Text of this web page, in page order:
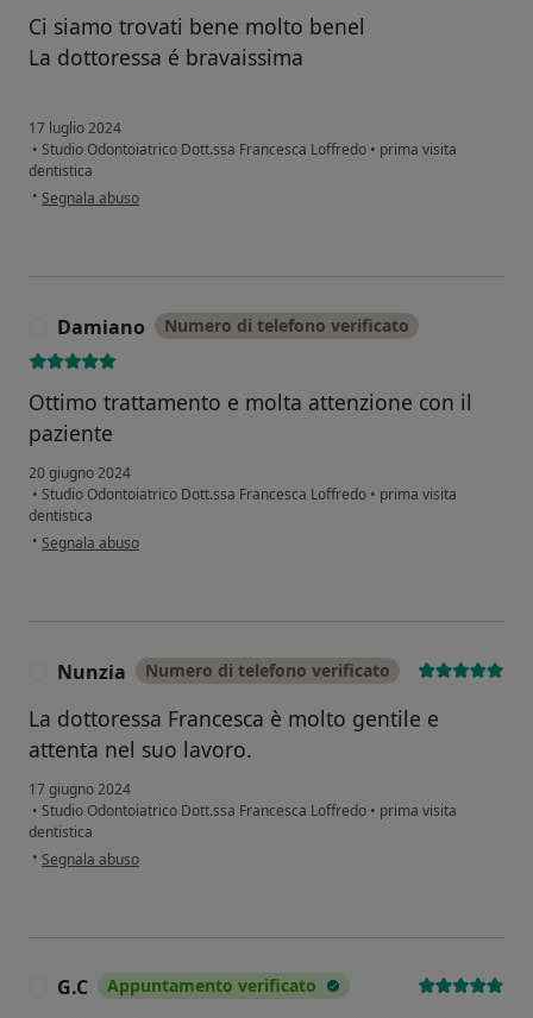
Ci siamo trovati bene molto benel
La dottoressa é bravaissima
17 luglio 2024
• Studio Odontoiatrico Dott.ssa Francesca Loffredo • prima visita
dentistica
• secondo l'opinione dell'utente S.i.
Segnala abuso
Damiano Numero di telefono verificato
Ottimo trattamento e molta attenzione con il
paziente
20 giugno 2024
• Studio Odontoiatrico Dott.ssa Francesca Loffredo • prima visita
dentistica
• secondo l'opinione dell'utente Damiano
Segnala abuso
Nunzia Numero di telefono verificato
La dottoressa Francesca è molto gentile e
attenta nel suo lavoro.
17 giugno 2024
• Studio Odontoiatrico Dott.ssa Francesca Loffredo • prima visita
dentistica
• secondo l'opinione dell'utente Nunzia
Segnala abuso
G.C Appuntamento verificato